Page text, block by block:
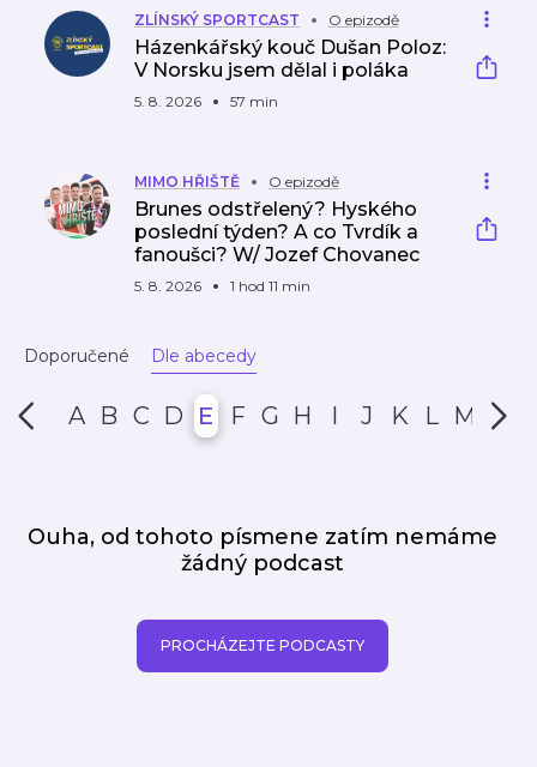
ZLÍNSKÝ SPORTCAST O epizodě
Házenkářský kouč Dušan Poloz:
V Norsku jsem dělal i poláka
5. 8. 2026 57 min
MIMO HŘIŠTĚ O epizodě
Brunes odstřelený? Hyského
poslední týden? A co Tvrdík a
fanoušci? W/ Jozef Chovanec
5. 8. 2026 1 hod 11 min
Doporučené Dle abecedy
A B C D E F G H I J K L M N
Ouha, od tohoto písmene zatím nemáme
žádný podcast
PROCHÁZEJTE PODCASTY